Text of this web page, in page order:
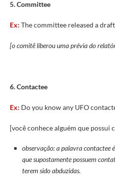
5. Committee
Ex: The committee released a
[o comitê liberou uma prévia do
6. Contactee
Ex: Do you know any UFO
[você conhece alguém que possui
observação: a palavra contactee
que supostamente possuem
terem sido abduzidas.